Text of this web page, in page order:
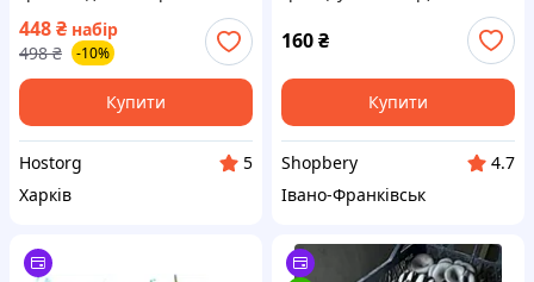
вешенки» — 2 комплекти,
готовий подвійний набір із
засіяним міцелієм
448₴ набір
498 ₴ -10%
Купити
Hostorg
5
Харків
160₴
Купити
Shopbery
4.7
Івано-Франківськ